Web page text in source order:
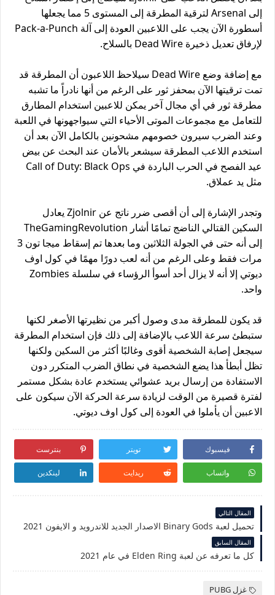
إلى Arsenal لترقية المطرقة إلى المستوى 5 مما يجعلها
أسطورة الآن يجب على اللاعبين العودة إلى آلة Pack-a-Punch
لإرفاق تعديل ذخيرة Dead Wire بالسلاح.
مع إضافة وضع Dead Wire سيلاحظ اللاعبون أن المطرقة قد
تمت ترقيتها الآن بمحفز ثور على الرغم من أنها نادراً ما تشبه
مطرقة ثور في أي مجال آخر يمكن للاعبين استخدام المطارق
للتعامل مع مجموعات الموتى الأحياء التي سيواجهونها في اللعبة
وعند الضرب سيرون خصومهم مشحونين بالكامل الآن بعد أن
استخدم اللاعب المطرقة سيشعر بالأمان عند البحث عن بيض
عيد الفصح في الحرب الباردة في Call of Duty: Black Ops
مثل يد عملاق.
وتجدر الإشارة إلى أن أقصى ضرر ناتج عن Zjolnir يعادل
السكين القتالي الناضج تمامًا أشار TheGamingRevolution
إلى أنه حتى في الجولة الثلاثين وما بعدها تم إسقاط ميجا تون 3
مرات فقط وعلى الرغم من أنه لعب دورًا مهمًا في كول اوف
ديوتي إلا أنه لا يزال أحد أسوأ الرؤساء في سلسلة Zombies
واحد.
قد يكون للمطرقة مدى وصول أكبر من نظيرتها الأصغر لكنها
ستبطئ سرعة اللاعب بالإضافة إلى ذلك فإن استخدام المطرقة
سيجعل إصابة الشخصية أقوى وغالبًا أكثر من السكين ولكنها
تظل أبطأ هذا يضع الشخصية في نطاق الضرب المتكرر دون
الاستفادة من إرسال بريد عشوائي يستخدم عادة بشكل مستمر
لفترة قصيرة من الوقت لزيادة سرعة الحركة الآن سيكون على
الاعبين أن يأملوا في العودة إلى كول اوف ديوتي.
فيسبوك تويتر بنترست
واتساب ريدايت لينكدين
المقال التالي
تحميل لعبة Binary Gods الاصدار الجديد للاندرويد و الايفون 2021
المقال السابق
كل ما تعرفه عن لعبة Elden Ring في عام 2021
غزل PUBG